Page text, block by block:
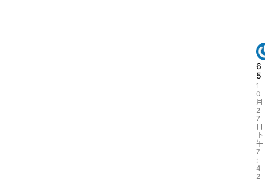
6
5
1
0
月
2
7
日
下
午
7
:
4
2